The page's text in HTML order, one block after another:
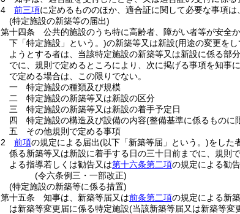
4
前三項に定めるもののほか、適合証に関して必要な事項は
(特定施設の新築等の届出)
第十四条
公共的施設のうち特に高齢者、障がい者等が安全
下「特定施設」という。)の新築等又は新設(用途の変更をし
ようとする者は、当該特定施設の新築等又は新設に係る部
でに、規則で定めるところにより、次に掲げる事項を知事
で定める場合は、この限りでない。
一
特定施設の種類及び規模
二
特定施設の新築等又は新設の区分
三
特定施設の新築等又は新設の着手予定日
四
特定施設の構造及び設備の内容(整備基準に係るものに
五
その他規則で定める事項
2
前項の規定による届出(以下「新築等届」という。)をした
係る新築等又は新設に着手する日の三十日前までに、規則
よる指導若しくは勧告又は第十六条第二項の規定による勧
(令六条例三・一部改正)
(特定施設の新築等に係る措置)
第十五条
知事は、新築等届又は前条第二項の規定による新
は新築等変更届に係る特定施設(当該新築等届又は新築等変